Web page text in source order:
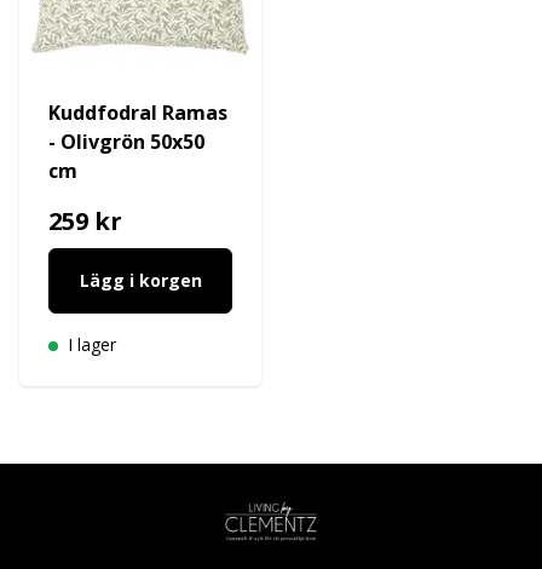
Kuddfodral Ramas
- Olivgrön 50x50
cm
259 kr
Lägg i korgen
I lager